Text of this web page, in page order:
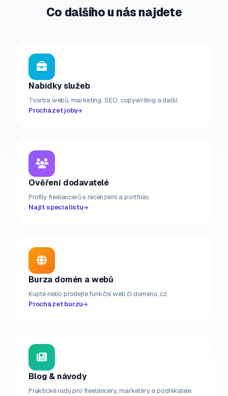
Co dalšího u nás najdete
Nabídky služeb
Tvorba webů, marketing, SEO, copywriting a další.
Procházet joby
Ověření dodavatelé
Profily freelancerů s recenzemi a portfolio.
Najít specialistu
Burza domén a webů
Kupte nebo prodejte funkční web či doménu .cz.
Procházet burzu
Blog & návody
Praktické rady pro freelancery, marketéry a podnikatele.